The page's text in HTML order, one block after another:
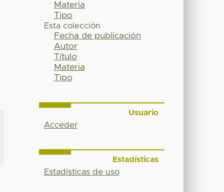
Materia
Tipo
Esta colección
Fecha de publicación
Autor
Título
Materia
Tipo
Usuario
Acceder
Estadísticas
Estadísticas de uso